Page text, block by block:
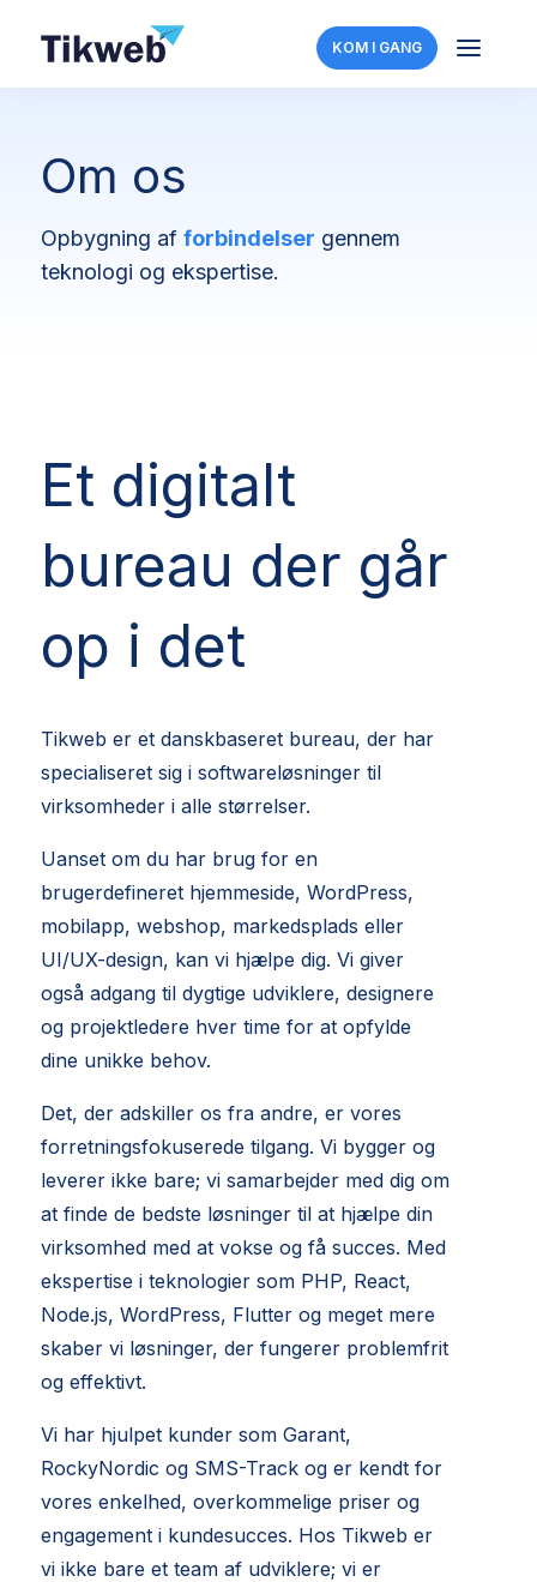
KOM I GANG a
Om os
Opbygning af forbindelser gennem
teknologi og ekspertise.
Et digitalt
bureau der går
op i det
Tikweb er et danskbaseret bureau, der har
specialiseret sig i softwareløsninger til
virksomheder i alle størrelser.
Uanset om du har brug for en
brugerdefineret hjemmeside, WordPress,
mobilapp, webshop, markedsplads eller
UI/UX-design, kan vi hjælpe dig. Vi giver
også adgang til dygtige udviklere, designere
og projektledere hver time for at opfylde
dine unikke behov.
Det, der adskiller os fra andre, er vores
forretningsfokuserede tilgang. Vi bygger og
leverer ikke bare; vi samarbejder med dig om
at finde de bedste løsninger til at hjælpe din
virksomhed med at vokse og få succes. Med
ekspertise i teknologier som PHP, React,
Node.js, WordPress, Flutter og meget mere
skaber vi løsninger, der fungerer problemfrit
og effektivt.
Vi har hjulpet kunder som Garant,
RockyNordic og SMS-Track og er kendt for
vores enkelhed, overkommelige priser og
engagement i kundesucces. Hos Tikweb er
vi ikke bare et team af udviklere; vi er